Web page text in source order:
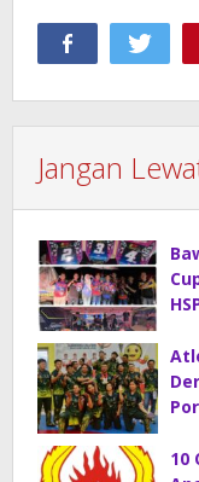
Jangan
10